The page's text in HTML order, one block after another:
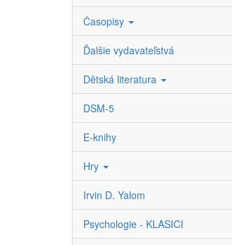
Časopisy
Ďalšie vydavateľstvá
Dětská literatura
DSM-5
E-knihy
Hry
Irvin D. Yalom
Psychologie - KLASICI